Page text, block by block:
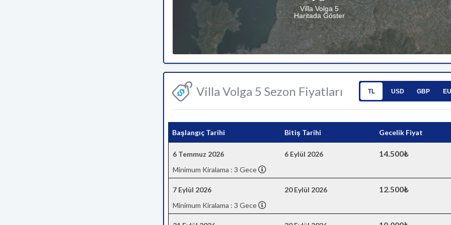
Villa Volga 5
Haritada Göster
Villa Volga 5 Sezon Fiyatları TL USD GBP
Başlangıç Tarihi Bitiş Tarihi Gecelik Fiyat
6 Temmuz 2026 6 Eylül 2026 14.500₺
Minimum Kiralama : 3 Gece
7 Eylül 2026 20 Eylül 2026 12.500₺
Minimum Kiralama : 3 Gece